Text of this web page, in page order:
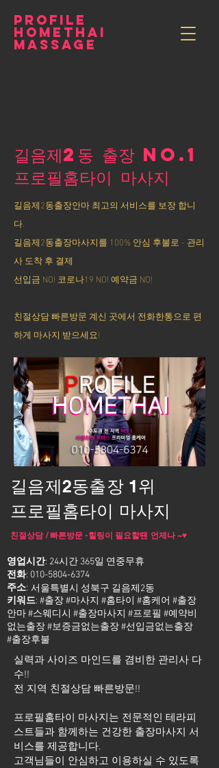
PROFILE
HOMETHAI
MASSAGE
길음제2동 출장 NO.1
​프로필홈타이 마사지
길음제2동출장안마 최고의 서비스를 보장 합니
다.
길음제2동출장마사지를 100% 안심 후불로 - 관리
사 도착 후 결제
선입금 NO! 코로나19 NO! 예약금 NO!
친절상담 빠른방문 계신 곳에서 전화한통으로 편
하게 마사지 받으세요!
길음제2동출장 1위
프로필홈타이 마사지
친절상담 / 빠른방문 -힐링이 필요할땐 언제나 ~♥
영업시간: 24시간 365일 연중무휴
전화: 010-5804-6374
주소:
키워드: #출장 #마사지 #홈타이 #홈케어 #출장
안마 #스웨디시 #출장마사지 #프로필 #예약비
없는출장 #보증금없는출장 #선입금없는출장
#출장후불
서울특별시 성북구 길음제2동
실력과 사이즈 마인드를 겸비한 관리사 다
수!!
전 지역 친절상담 빠른방문!!
프로필홈타이 마사지는 전문적인 테라피
스트들과 함께하는 건강한 출장마사지 서
비스를 제공합니다.
고객님들이 안심하고 이용하실 수 있도록